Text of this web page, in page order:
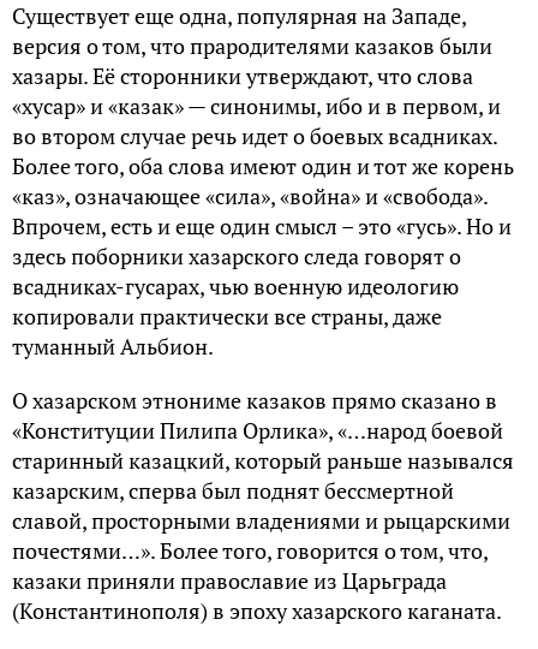
Существует еще одна, популярная на Западе,
версия о том, что прародителями казаков были
хазары. Её сторонники утверждают, что слова
«хусар» и «казак» — синонимы, ибо и в первом, и
во втором случае речь идет о боевых всадниках.
Более того, оба слова имеют один и тот же корень
«каз», означающее «сила», «война» и «свобода».
Впрочем, есть и еще один смысл – это «гусь». Но и
здесь поборники хазарского следа говорят о
всадниках-гусарах, чью военную идеологию
копировали практически все страны, даже
туманный Альбион.
О хазарском этнониме казаков прямо сказано в
«Конституции Пилипа Орлика», «…народ боевой
старинный казацкий, который раньше назывался
казарским, сперва был поднят бессмертной
славой, просторными владениями и рыцарскими
почестями…». Более того, говорится о том, что,
казаки приняли православие из Царьграда
(Константинополя) в эпоху хазарского каганата.